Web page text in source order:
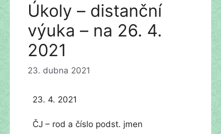
Úkoly – distanční
výuka – na 26. 4.
2021
23. dubna 2021
23. 4. 2021
ČJ – rod a číslo podst. jmen